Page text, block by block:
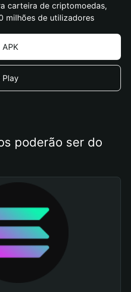
carteira de criptomoedas,
milhões de utilizadores
Play
poderão ser do